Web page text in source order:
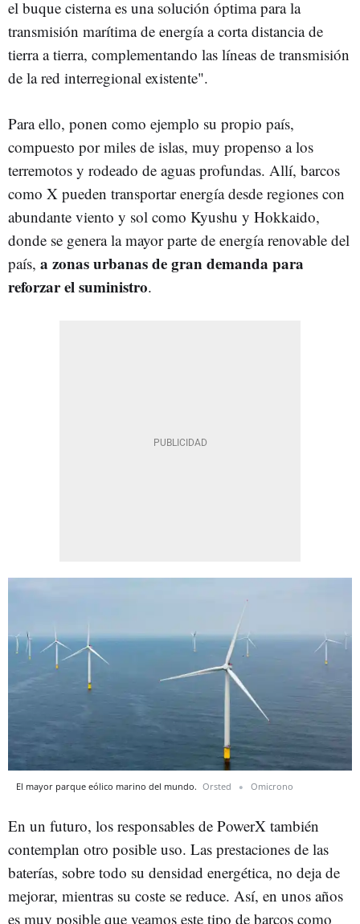
el buque cisterna es una solución óptima para la
transmisión marítima de energía a corta distancia de
tierra a tierra, complementando las líneas de transmisión
de la red interregional existente".
Para ello, ponen como ejemplo su propio país,
compuesto por miles de islas, muy propenso a los
terremotos y rodeado de aguas profundas. Allí, barcos
como X pueden transportar energía desde regiones con
abundante viento y sol como Kyushu y Hokkaido,
donde se genera la mayor parte de energía renovable del
país, a zonas urbanas de gran demanda para
reforzar el suministro.
El mayor parque eólico marino del mundo. Orsted Omicrono
En un futuro, los responsables de PowerX también
contemplan otro posible uso. Las prestaciones de las
baterías, sobre todo su densidad energética, no deja de
mejorar, mientras su coste se reduce. Así, en unos años
es muy posible que veamos este tipo de barcos como